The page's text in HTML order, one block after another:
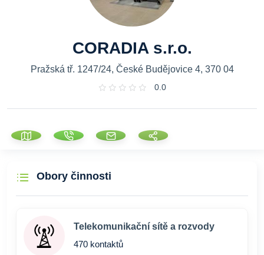
CORADIA s.r.o.
Pražská tř. 1247/24, České Budějovice 4, 370 04
0.0
Obory činnosti
Telekomunikační sítě a rozvody
470 kontaktů